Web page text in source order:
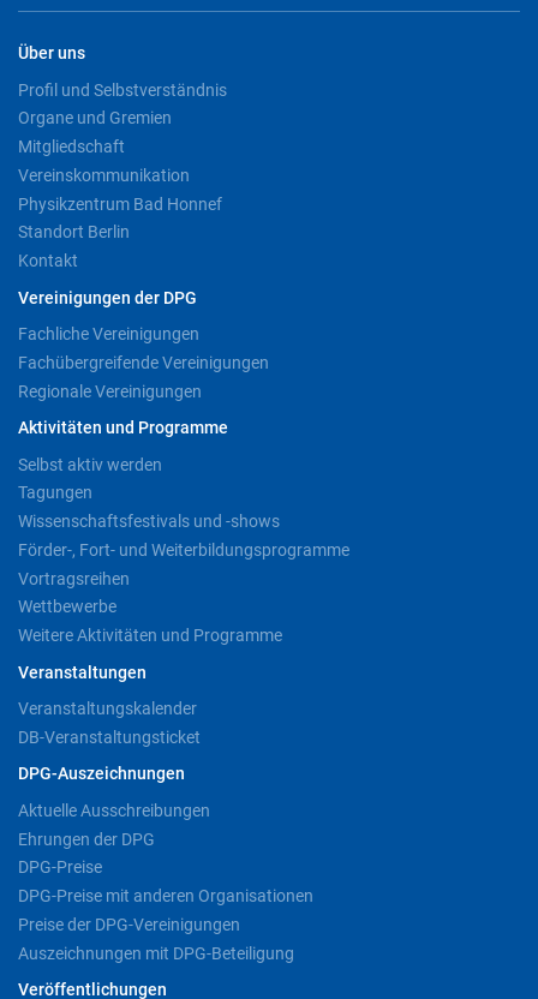
Über uns
Profil und Selbstverständnis
Organe und Gremien
Mitgliedschaft
Vereinskommunikation
Physikzentrum Bad Honnef
Standort Berlin
Kontakt
Vereinigungen der DPG
Fachliche Vereinigungen
Fachübergreifende Vereinigungen
Regionale Vereinigungen
Aktivitäten und Programme
Selbst aktiv werden
Tagungen
Wissenschaftsfestivals und -shows
Förder-, Fort- und Weiterbildungsprogramme
Vortragsreihen
Wettbewerbe
Weitere Aktivitäten und Programme
Veranstaltungen
Veranstaltungskalender
DB-Veranstaltungsticket
DPG-Auszeichnungen
Aktuelle Ausschreibungen
Ehrungen der DPG
DPG-Preise
DPG-Preise mit anderen Organisationen
Preise der DPG-Vereinigungen
Auszeichnungen mit DPG-Beteiligung
Veröffentlichungen